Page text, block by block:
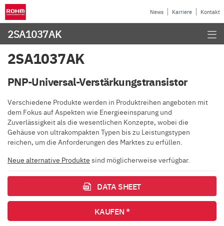
News Karriere Kontakt
2SA1037AK
2SA1037AK
PNP-Universal-Verstärkungstransistor
Verschiedene Produkte werden in Produktreihen angeboten mit
dem Fokus auf Aspekten wie Energieeinsparung und
Zuverlässigkeit als die wesentlichen Konzepte, wobei die
Gehäuse von ultrakompakten Typen bis zu Leistungstypen
reichen, um die Anforderungen des Marktes zu erfüllen.
Neue alternative Produkte sind möglicherweise verfügbar.
DATA SHEET
KAUFEN *